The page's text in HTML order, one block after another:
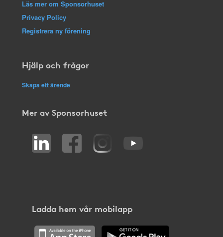
Läs mer om Sponsorhuset
Privacy Policy
Registrera ny förening
Hjälp och frågor
Skapa ett ärende
Mer av Sponsorhuset
Ladda hem vår mobilapp